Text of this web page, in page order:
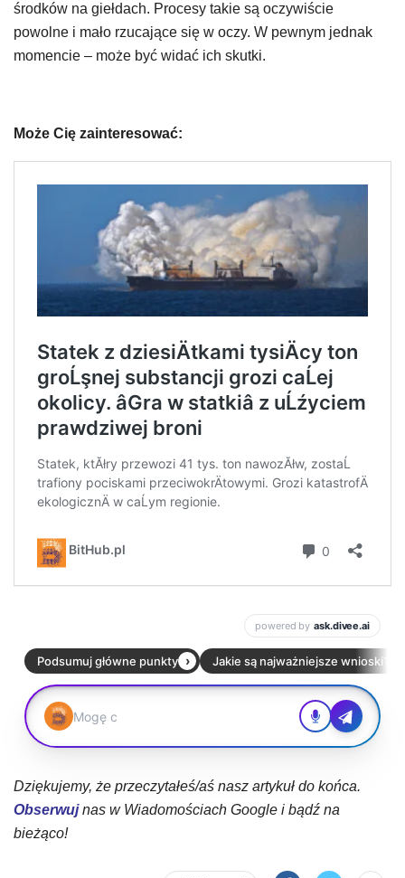
środków na giełdach. Procesy takie są oczywiście
powolne i mało rzucające się w oczy. W pewnym jednak
momencie – może być widać ich skutki.
Może Cię zainteresować:
Dziękujemy, że przeczytałeś/aś nasz artykuł do końca.
Obserwujnas w Wiadomościach Google i bądź na
bieżąco!